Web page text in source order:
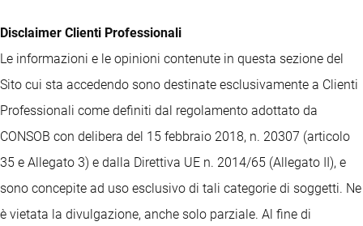
Disclaimer Clienti Professionali
Le informazioni e le opinioni contenute in questa sezione del
Sito cui sta accedendo sono destinate esclusivamente a Clienti
Professionali come definiti dal regolamento adottato da
CONSOB con delibera del 15 febbraio 2018, n. 20307 (articolo
35 e Allegato 3) e dalla Direttiva UE n. 2014/65 (Allegato II), e
sono concepite ad uso esclusivo di tali categorie di soggetti. Ne
è vietata la divulgazione, anche solo parziale. Al fine di